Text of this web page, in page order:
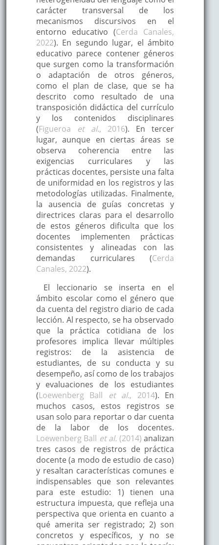
carácter transversal de los
mecanismos discursivos en el
entorno educativo (Cerda Canales,
2022). En segundo lugar, el ámbito
educativo parece contener géneros
que surgen como la transformación
o adaptación de otros géneros,
como el plan de clase, que se ha
descrito como resultado de una
transposición didáctica del currículo
y los contenidos disciplinares
(Figueroa et al., 2016). En tercer
lugar, aunque en ciertas áreas se
observa coherencia entre las
exigencias curriculares y las
prácticas docentes, persiste una falta
de uniformidad en los registros y las
metodologías utilizadas. Finalmente,
la ausencia de guías concretas y
directrices claras para el desarrollo
de estos géneros dificulta que los
docentes implementen prácticas
consistentes y alineadas con las
demandas curriculares (Cerda
Canales, 2022).
El leccionario se inserta en el
ámbito escolar como el género que
da cuenta del registro diario de cada
lección. Al respecto, se ha observado
que la práctica cotidiana de los
profesores implica llevar múltiples
registros: de la asistencia de
estudiantes, de su conducta y su
desempeño, así como de los trabajos
y evaluaciones de los estudiantes
(Loewenberg Ball et al., 2014). En
muchos casos, estos registros se
usan solo para reportar o dar cuenta
de la labor de los docentes.
Loewenberg Ball et al. (2014) analizan
tres casos de registros de práctica
docente (a modo de estudio de caso)
y resaltan características comunes e
indispensables que son relevantes
para este estudio: 1) tienen una
estructura impuesta, que refleja una
perspectiva que orienta en cuanto a
qué amerita ser registrado; 2) son
concretos y específicos, y no se